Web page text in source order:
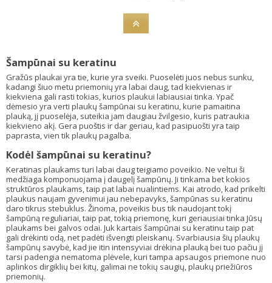
Šampūnai su keratinu
Gražūs plaukai yra tie, kurie yra sveiki. Puoselėti juos nebus sunku,
kadangi šiuo metu priemonių yra labai daug, tad kiekvienas ir
kiekviena gali rasti tokias, kurios plaukui labiausiai tinka. Ypač
dėmesio yra verti plaukų šampūnai su keratinu, kurie pamaitina
plauką, jį puoselėja, suteikia jam daugiau žvilgesio, kuris patraukia
kiekvieno akį. Gera puoštis ir dar geriau, kad pasipuošti yra taip
paprasta, vien tik plaukų pagalba.
Kodėl šampūnai su keratinu?
Keratinas plaukams turi labai daug teigiamo poveikio. Ne veltui ši
medžiaga komponuojama į daugelį šampūnų. Ji tinkama bet kokios
struktūros plaukams, taip pat labai nualintiems. Kai atrodo, kad prikelti
plaukus naujam gyvenimui jau nebepavyks, šampūnas su keratinu
daro tikrus stebuklus. Žinoma, poveikis bus tik naudojant tokį
šampūną reguliariai, taip pat, tokią priemonę, kuri geriausiai tinka Jūsų
plaukams bei galvos odai. Juk kartais šampūnai su keratinu taip pat
gali drėkinti odą, net padėti išvengti pleiskanų. Svarbiausia šių plaukų
šampūnų savybė, kad jie itin intensyviai drėkina plauką bei tuo pačiu jį
tarsi padengia nematoma plėvele, kuri tampa apsaugos priemone nuo
aplinkos dirgiklių bei kitų, galimai ne tokių saugių, plaukų priežiūros
priemonių.